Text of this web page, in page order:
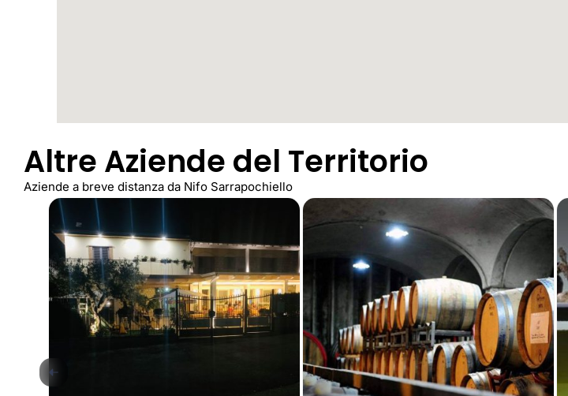
Altre Aziende del Territorio
Aziende a breve distanza da Nifo Sarrapochiello